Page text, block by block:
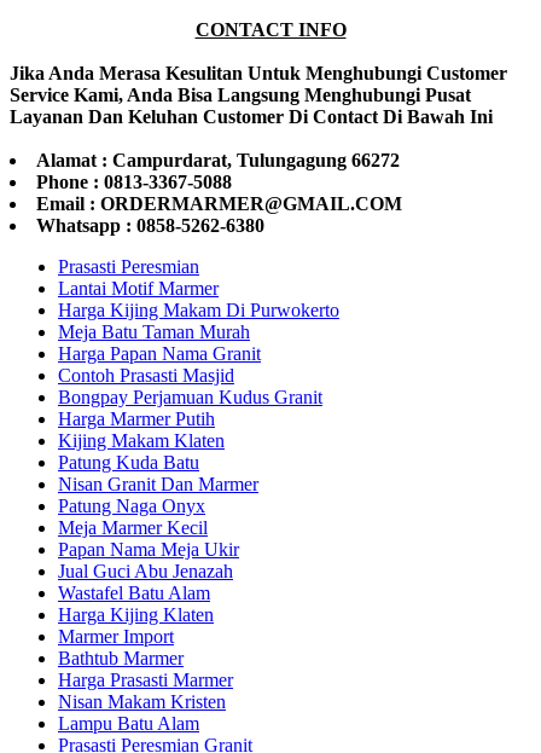
CONTACT INFO
Jika Anda Merasa Kesulitan Untuk Menghubungi Customer
Service Kami, Anda Bisa Langsung Menghubungi Pusat
Layanan Dan Keluhan Customer Di Contact Di Bawah Ini
Alamat : Campurdarat, Tulungagung 66272
Phone : 0813-3367-5088
Email : ORDERMARMER@GMAIL.COM
Whatsapp : 0858-5262-6380
Prasasti Peresmian
Lantai Motif Marmer
Harga Kijing Makam Di Purwokerto
Meja Batu Taman Murah
Harga Papan Nama Granit
Contoh Prasasti Masjid
Bongpay Perjamuan Kudus Granit
Harga Marmer Putih
Kijing Makam Klaten
Patung Kuda Batu
Nisan Granit Dan Marmer
Patung Naga Onyx
Meja Marmer Kecil
Papan Nama Meja Ukir
Jual Guci Abu Jenazah
Wastafel Batu Alam
Harga Kijing Klaten
Marmer Import
Bathtub Marmer
Harga Prasasti Marmer
Nisan Makam Kristen
Lampu Batu Alam
Prasasti Peresmian Granit